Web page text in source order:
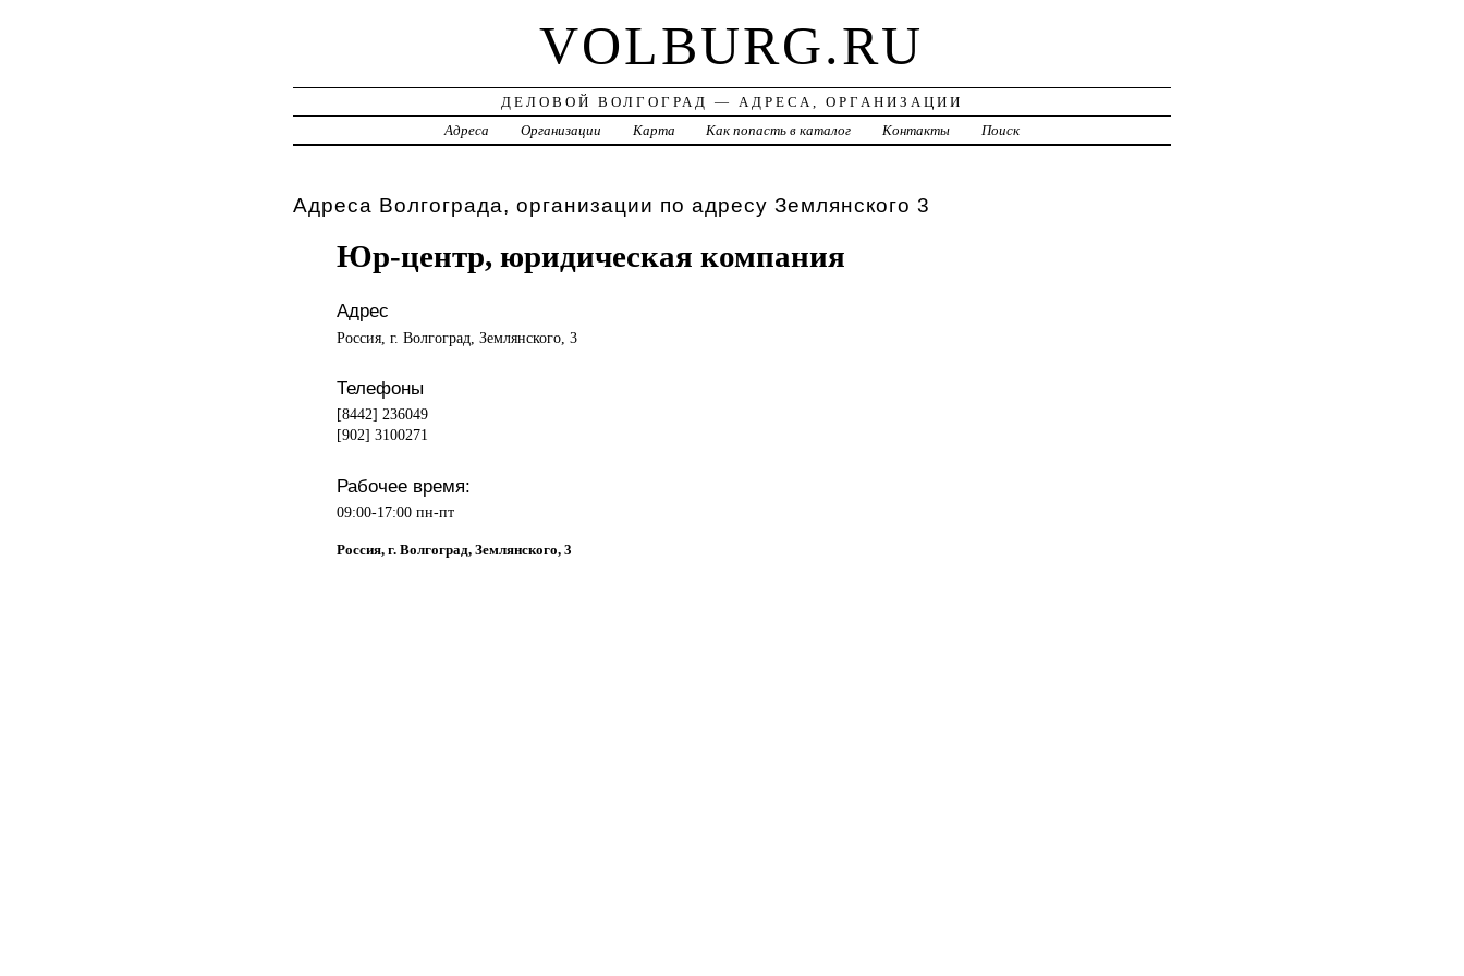
VOLBURG.RU
ДЕЛОВОЙ ВОЛГОГРАД — АДРЕСА, ОРГАНИЗАЦИИ
Адреса
Организации Карта Как попасть в каталог Контакты Поиск
Адреса Волгограда, организации по адресу Землянского 3
Юр-центр, юридическая компания
Адрес
Россия, г. Волгоград, Землянского, 3
Телефоны
[8442] 236049
[902] 3100271
Рабочее время:
09:00-17:00 пн-пт
Россия, г. Волгоград, Землянского, 3